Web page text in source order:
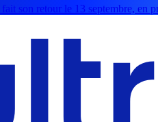
son retour le 13 septembre, en